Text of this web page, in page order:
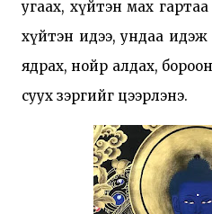
угаах, хүйтэн мах гартаа
хүйтэн идээ, ундаа идэж
ядрах, нойр алдах,
суух зэргийг цээрлэнэ.